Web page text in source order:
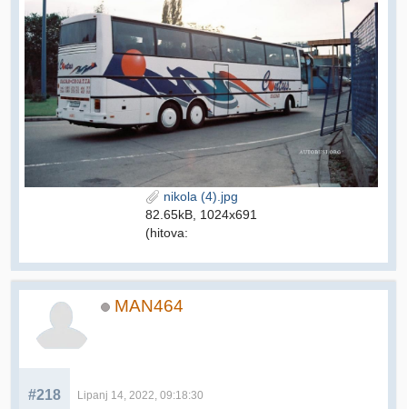
nikola (4).jpg
82.65kB, 1024x691
(hitova:
MAN464
#218 Lipanj 14, 2022, 09:18:30